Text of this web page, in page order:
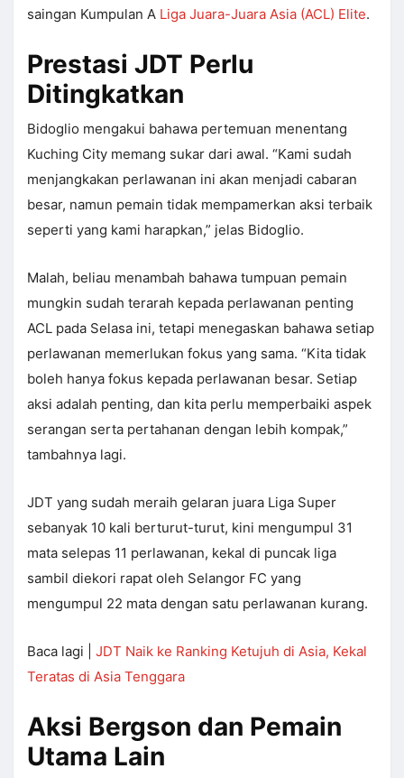
saingan Kumpulan A Liga Juara-Juara Asia (ACL) Elite.
Prestasi JDT Perlu
Ditingkatkan
Bidoglio mengakui bahawa pertemuan menentang
Kuching City memang sukar dari awal. “Kami sudah
menjangkakan perlawanan ini akan menjadi cabaran
besar, namun pemain tidak mempamerkan aksi terbaik
seperti yang kami harapkan,” jelas Bidoglio.
Malah, beliau menambah bahawa tumpuan pemain
mungkin sudah terarah kepada perlawanan penting
ACL pada Selasa ini, tetapi menegaskan bahawa setiap
perlawanan memerlukan fokus yang sama. “Kita tidak
boleh hanya fokus kepada perlawanan besar. Setiap
aksi adalah penting, dan kita perlu memperbaiki aspek
serangan serta pertahanan dengan lebih kompak,”
tambahnya lagi.
JDT yang sudah meraih gelaran juara Liga Super
sebanyak 10 kali berturut-turut, kini mengumpul 31
mata selepas 11 perlawanan, kekal di puncak liga
sambil diekori rapat oleh Selangor FC yang
mengumpul 22 mata dengan satu perlawanan kurang.
Baca lagi | JDT Naik ke Ranking Ketujuh di Asia, Kekal
Teratas di Asia Tenggara
Aksi Bergson dan Pemain
Utama Lain